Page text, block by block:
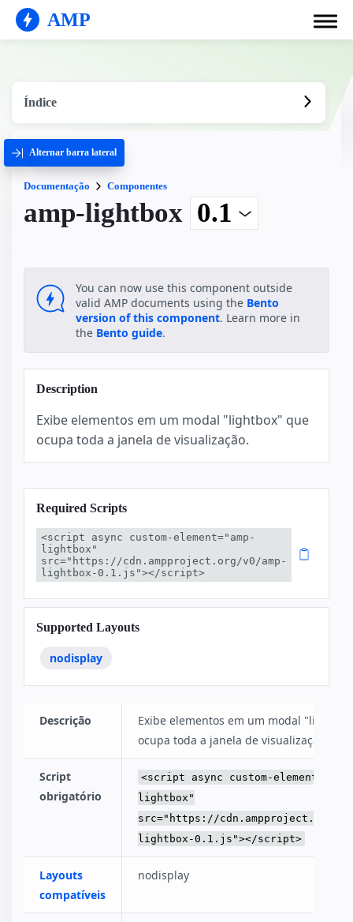
AMP
Índice
Alternar barra lateral
Documentação Componentes
amp-lightbox
You can now use this component outside
valid AMP documents using the Bento
version of this component. Learn more in
the Bento guide.
Description
Exibe elementos em um modal "lightbox" que
ocupa toda a janela de visualização.
Required Scripts
<script async custom-element="amp-
lightbox"
src="https://cdn.ampproject.org/v0/amp-
lightbox-0.1.js"></script>
Supported Layouts
nodisplay
Descrição
Exibe elementos em um modal
ocupa toda a janela de visualização.
Script
obrigatório
<script async custom-
lightbox"
src="https://cdn.ampproject.org/
lightbox-0.1.js"></script>
Layouts
compatíveis
nodisplay